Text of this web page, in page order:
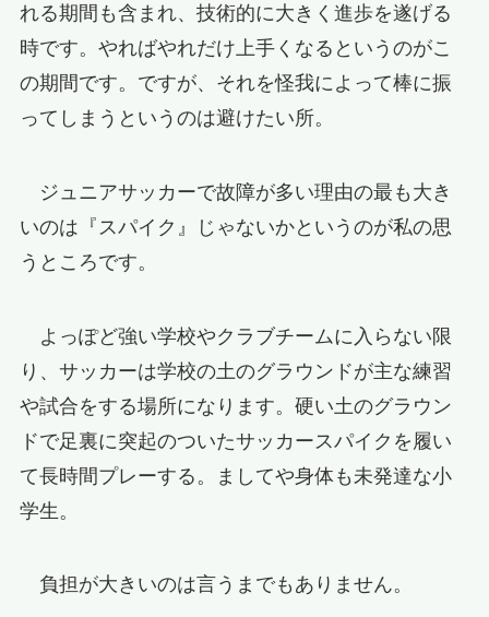
れる期間も含まれ、技術的に大きく進歩を遂げる
時です。やればやれだけ上手くなるというのがこ
の期間です。ですが、それを怪我によって棒に振
ってしまうというのは避けたい所。
ジュニアサッカーで故障が多い理由の最も大き
いのは『スパイク』じゃないかというのが私の思
うところです。
よっぽど強い学校やクラブチームに入らない限
り、サッカーは学校の土のグラウンドが主な練習
や試合をする場所になります。硬い土のグラウン
ドで足裏に突起のついたサッカースパイクを履い
て長時間プレーする。ましてや身体も未発達な小
学生。
負担が大きいのは言うまでもありません。